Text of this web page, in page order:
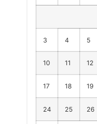
3 4 5
10 11 12
17 18 19
24 25 26